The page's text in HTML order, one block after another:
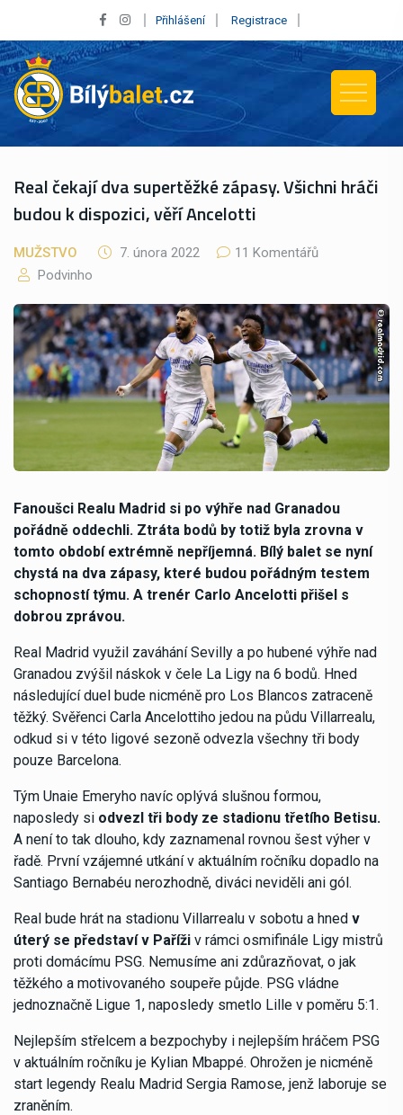
Přihlášení Registrace
Real čekají dva supertěžké zápasy. Všichni hráči
budou k dispozici, věří Ancelotti
MUŽSTVO 7. února 2022
11 Komentářů
Podvinho
Fanoušci Realu Madrid si po výhře nad Granadou
pořádně oddechli. Ztráta bodů by totiž byla zrovna v
tomto období extrémně nepříjemná. Bílý balet se nyní
chystá na dva zápasy, které budou pořádným testem
schopností týmu. A trenér Carlo Ancelotti přišel s
dobrou zprávou.
Real Madrid využil zaváhání Sevilly a po hubené výhře nad
Granadou zvýšil náskok v čele La Ligy na 6 bodů. Hned
následující duel bude nicméně pro Los Blancos zatraceně
těžký. Svěřenci Carla Ancelottiho jedou na půdu Villarrealu,
odkud si v této ligové sezoně odvezla všechny tři body
pouze Barcelona.
Tým Unaie Emeryho navíc oplývá slušnou formou,
naposledy si odvezl tři body ze stadionu třetího Betisu.
A není to tak dlouho, kdy zaznamenal rovnou šest výher v
řadě. První vzájemné utkání v aktuálním ročníku dopadlo na
Santiago Bernabéu nerozhodně, diváci neviděli ani gól.
Real bude hrát na stadionu Villarrealu v sobotu a hned v
úterý se představí v Paříži v rámci osmifinále Ligy mistrů
proti domácímu PSG. Nemusíme ani zdůrazňovat, o jak
těžkého a motivovaného soupeře půjde. PSG vládne
jednoznačně Ligue 1, naposledy smetlo Lille v poměru 5:1.
Nejlepším střelcem a bezpochyby i nejlepším hráčem PSG
v aktuálním ročníku je Kylian Mbappé. Ohrožen je nicméně
start legendy Realu Madrid Sergia Ramose, jenž laboruje se
zraněním.